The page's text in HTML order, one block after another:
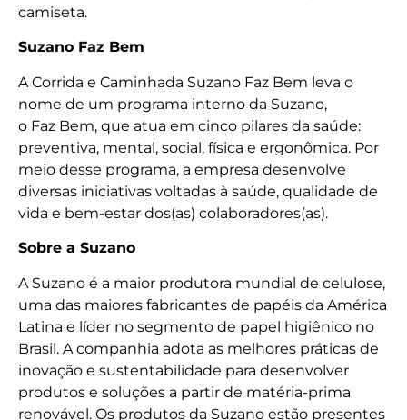
camiseta.
Suzano Faz Bem
A Corrida e Caminhada Suzano Faz Bem leva o
nome de um programa interno da Suzano,
o Faz Bem, que atua em cinco pilares da saúde:
preventiva, mental, social, física e ergonômica. Por
meio desse programa, a empresa desenvolve
diversas iniciativas voltadas à saúde, qualidade de
vida e bem-estar dos(as) colaboradores(as).
Sobre a Suzano
A Suzano é a maior produtora mundial de celulose,
uma das maiores fabricantes de papéis da América
Latina e líder no segmento de papel higiênico no
Brasil. A companhia adota as melhores práticas de
inovação e sustentabilidade para desenvolver
produtos e soluções a partir de matéria-prima
renovável. Os produtos da Suzano estão presentes